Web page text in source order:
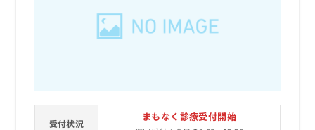
受付状況
まもなく診療受付開始